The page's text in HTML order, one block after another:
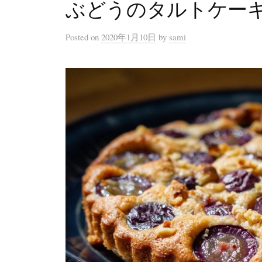
ぶどうのタルトケー
Posted on 2020年1月10日 by sami